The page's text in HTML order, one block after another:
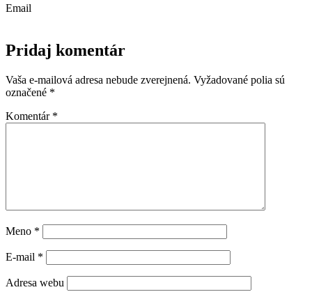
Email
Pridaj komentár
Vaša e-mailová adresa nebude zverejnená. Vyžadované polia sú
označené *
Komentár *
Meno *
E-mail *
Adresa webu